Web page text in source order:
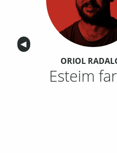
Anterior
◀︎
ORIOL
Esteim